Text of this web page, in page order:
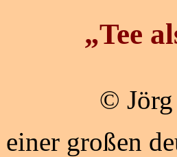
„Tee
© Jörg
einer großen